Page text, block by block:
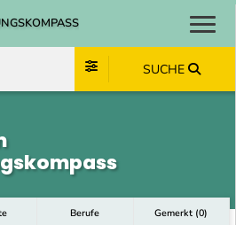
SUCHE
Berufe Gemerkt (0)